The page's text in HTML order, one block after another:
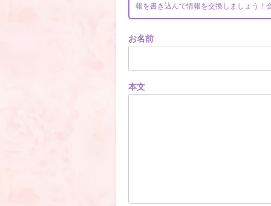
報を書き込んで情報を交換しましょう！
お名前
本文